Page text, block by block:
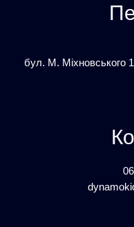
бул. М. Міхновського
06